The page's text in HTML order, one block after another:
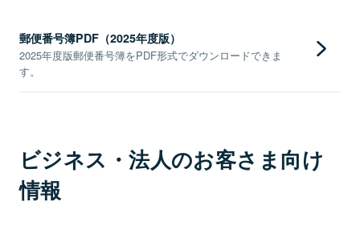
郵便番号簿PDF（2025年度版）
2025年度版郵便番号簿をPDF形式でダウンロードできま
す。
ビジネス・法人のお客さま向け
情報